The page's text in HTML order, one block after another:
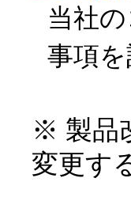
当社
事項を
※ 製品
変更す